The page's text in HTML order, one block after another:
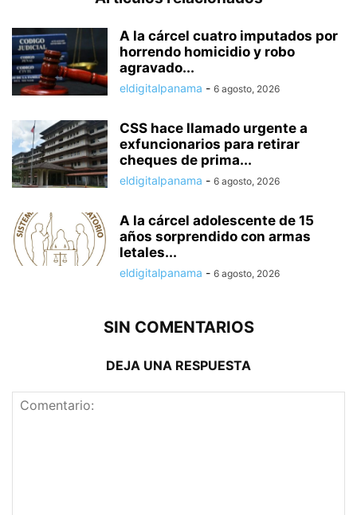
A la cárcel cuatro imputados por
horrendo homicidio y robo
agravado...
eldigitalpanama - 6 agosto, 2026
CSS hace llamado urgente a
exfuncionarios para retirar
cheques de prima...
eldigitalpanama - 6 agosto, 2026
A la cárcel adolescente de 15
años sorprendido con armas
letales...
eldigitalpanama - 6 agosto, 2026
SIN COMENTARIOS
DEJA UNA RESPUESTA